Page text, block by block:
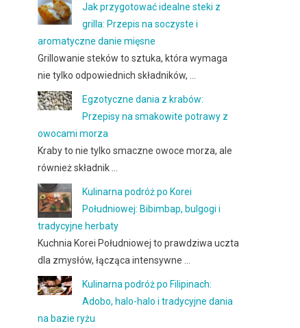
Jak przygotować idealne steki z
grilla: Przepis na soczyste i
aromatyczne danie mięsne
Grillowanie steków to sztuka, która wymaga
nie tylko odpowiednich składników, …
Egzotyczne dania z krabów:
Przepisy na smakowite potrawy z
owocami morza
Kraby to nie tylko smaczne owoce morza, ale
również składnik …
Kulinarna podróż po Korei
Południowej: Bibimbap, bulgogi i
tradycyjne herbaty
Kuchnia Korei Południowej to prawdziwa uczta
dla zmysłów, łącząca intensywne …
Kulinarna podróż po Filipinach:
Adobo, halo-halo i tradycyjne dania
na bazie ryżu